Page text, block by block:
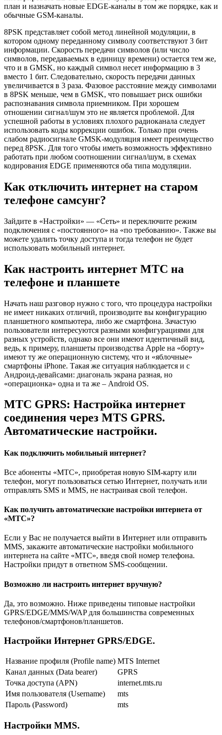
план и назначать новые EDGE-каналы в том же порядке, как и
обычные GSM-каналы.
8PSK представляет собой метод линейной модуляции, в
котором одному переданному символу соответствуют 3 бит
информации. Скорость передачи символов (или число
символов, передаваемых в единицу времени) остается тем же,
что и в GMSK, но каждый символ несет информацию в 3
вместо 1 бит. Следовательно, скорость передачи данных
увеличивается в 3 раза. Фазовое расстояние между символами
в 8PSK меньше, чем в GMSK, что повышает риск ошибки
распознавания символа приемником. При хорошем
отношении сигнал/шум это не является проблемой. Для
успешной работы в условиях плохого радиоканала следует
использовать коды коррекции ошибок. Только при очень
слабом радиосигнале GMSK-модуляция имеет преимущество
перед 8PSK. Для того чтобы иметь возможность эффективно
работать при любом соотношении сигнал/шум, в схемах
кодирования EDGE применяются оба типа модуляции.
Как отключить интернет на старом
телефоне самсунг?
Зайдите в «Настройки» — «Сеть» и переключите режим
подключения с «постоянного» на «по требованию». Также вы
можете удалить точку доступа и тогда телефон не будет
использовать мобильный интернет.
Как настроить интернет МТС на
телефоне и планшете
Начать наш разговор нужно с того, что процедура настройки
не имеет никаких отличий, производите вы конфигурацию
планшетного компьютера, либо же смартфона. Зачастую
пользователи интересуются разными конфигурациями для
разных устройств, однако все они имеют идентичный вид,
ведь, к примеру, планшеты производства Apple на «борту»
имеют ту же операционную систему, что и «яблочные»
смартфоны iPhone. Такая же ситуация наблюдается и с
Андроид-девайсами: диагональ экрана разная, но
«операционка» одна и та же – Android OS.
МТС GPRS: Настройка интернет
соединения через MTS GPRS.
Автоматические настройки.
Как подключить мобильный интернет?
Все абоненты «МТС», приобретая новую SIM-карту или
телефон, могут пользоваться сетью Интернет, получать или
отправлять SMS и MMS, не настраивая свой телефон.
Как получить автоматические настройки интернета от
«МТС»?
Если у Вас не получается выйти в Интернет или отправить
MMS, закажите автоматические настройки мобильного
интернета на сайте «МТС», введя свой номер телефона.
Настройки придут в ответном SMS-сообщении.
Возможно ли настроить интернет вручную?
Да, это возможно. Ниже приведены типовые настройки
GPRS/EDGE/MMS/WAP для большинства современных
телефонов/смартфонов/планшетов.
Настройки Интернет GPRS/EDGE.
Название профиля (Profile name) MTS Internet
Канал данных (Data bearer)
GPRS
Точка доступа (APN)
internet.mts.ru
Имя пользователя (Username)
mts
Пароль (Password)
mts
Настройки MMS.